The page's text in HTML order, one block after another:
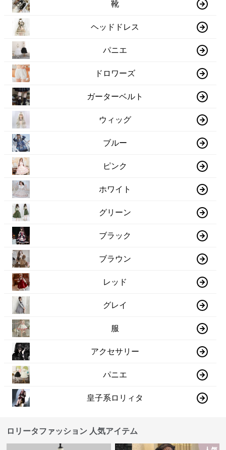
靴
ヘッドドレス
パニエ
ドロワーズ
ガーターベルト
ウィッグ
ブルー
ピンク
ホワイト
グリーン
ブラック
ブラウン
レッド
グレイ
服
アクセサリー
パニエ
皇子系ロリィタ
ロリータファッション 人気アイテム